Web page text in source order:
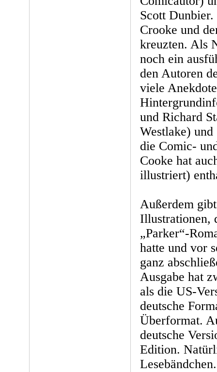
Scott
Crooke und
kreuzten. Als
noch ein
den Autoren
viele
und Richard
Westlake) und
die Comic-
Cooke hat
illustriert)
Außerdem
Illustrationen,
„Parker“-
hatte und vor
ganz
Ausgabe hat
als die US-
deutsche
Überformat.
deutsche
Edition.
Lesebändchen.